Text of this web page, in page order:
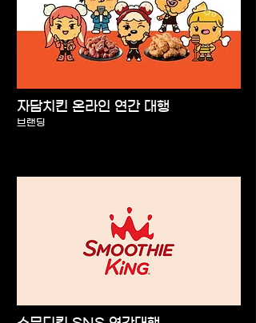
자담치킨 온라인 연간 대행
브랜딩